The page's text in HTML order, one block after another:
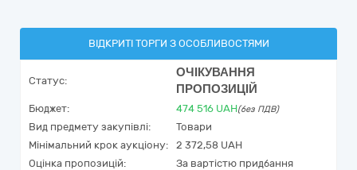
ВІДКРИТІ ТОРГИ З ОСОБЛИВОСТЯМИ
Статус:
ОЧІКУВАННЯ
ПРОПОЗИЦІЙ
Бюджет: 474 516 UAH(без ПДВ)
Вид предмету закупівлі:
Товари
Мінімальний крок аукціону:
2 372,58 UAH
Оцінка пропозицій:
За вартістю придбання